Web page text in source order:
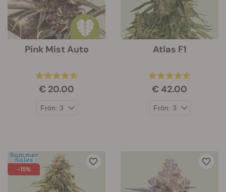
Pink Mist Auto
€ 20.00
Atlas F1
€ 42.00
-15%